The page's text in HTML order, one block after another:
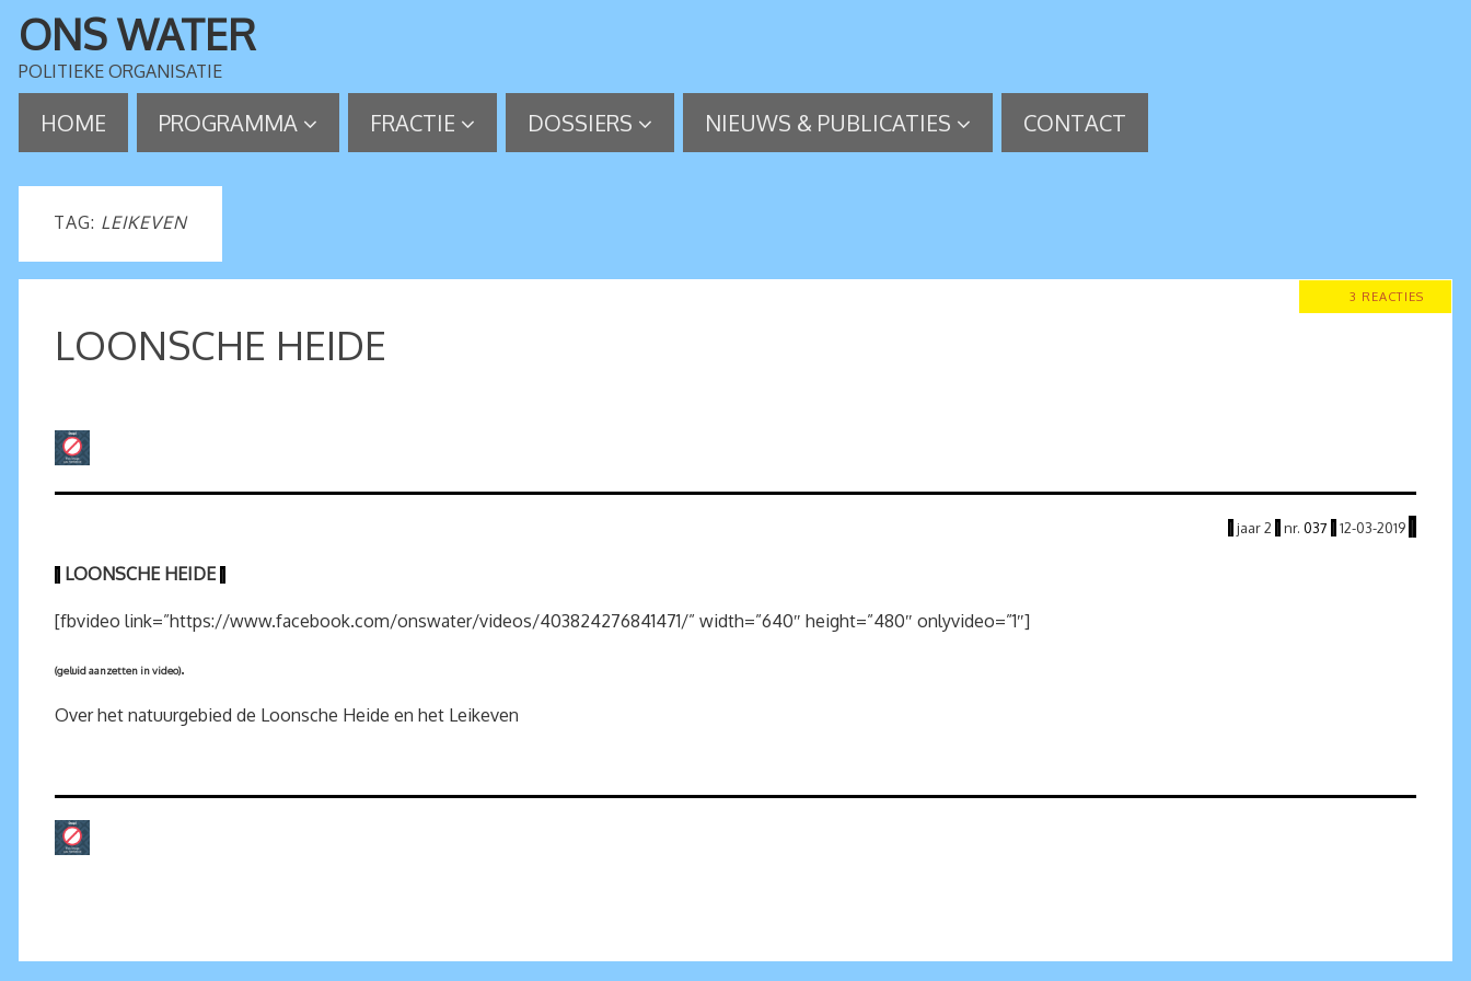
ONS WATER
POLITIEKE ORGANISATIE
HOME PROGRAMMA FRACTIE DOSSIERS NIEUWS & PUBLICATIES CONTACT
TAG: LEIKEVEN
3 REACTIES
LOONSCHE HEIDE
| jaar2 | nr. 037 | 12-03-2019 |
| LOONSCHE HEIDE |
[fbvideo link=”https://www.facebook.com/onswater/videos/403824276841471/” width=”640″ height=”480″ onlyvideo=”1″]
(geluid aanzetten in video).
Over het natuurgebied de Loonsche Heide en het Leikeven